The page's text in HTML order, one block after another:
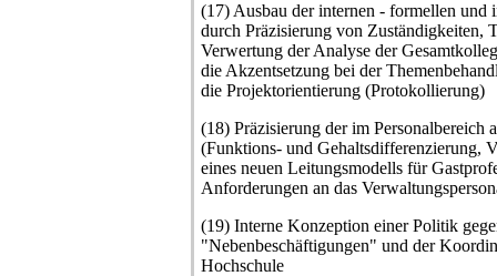
(17) Ausbau der internen - formellen
durch Präzisierung von Zuständigkeiten,
Verwertung der Analyse der
die Akzentsetzung bei der
die Projektorientierung (Protokollierung)
(18) Präzisierung der im Personalbereich
(Funktions- und Gehaltsdifferenzierung,
eines neuen Leitungsmodells für
Anforderungen an das
(19) Interne Konzeption einer Politik
"Nebenbeschäftigungen" und der
Hochschule